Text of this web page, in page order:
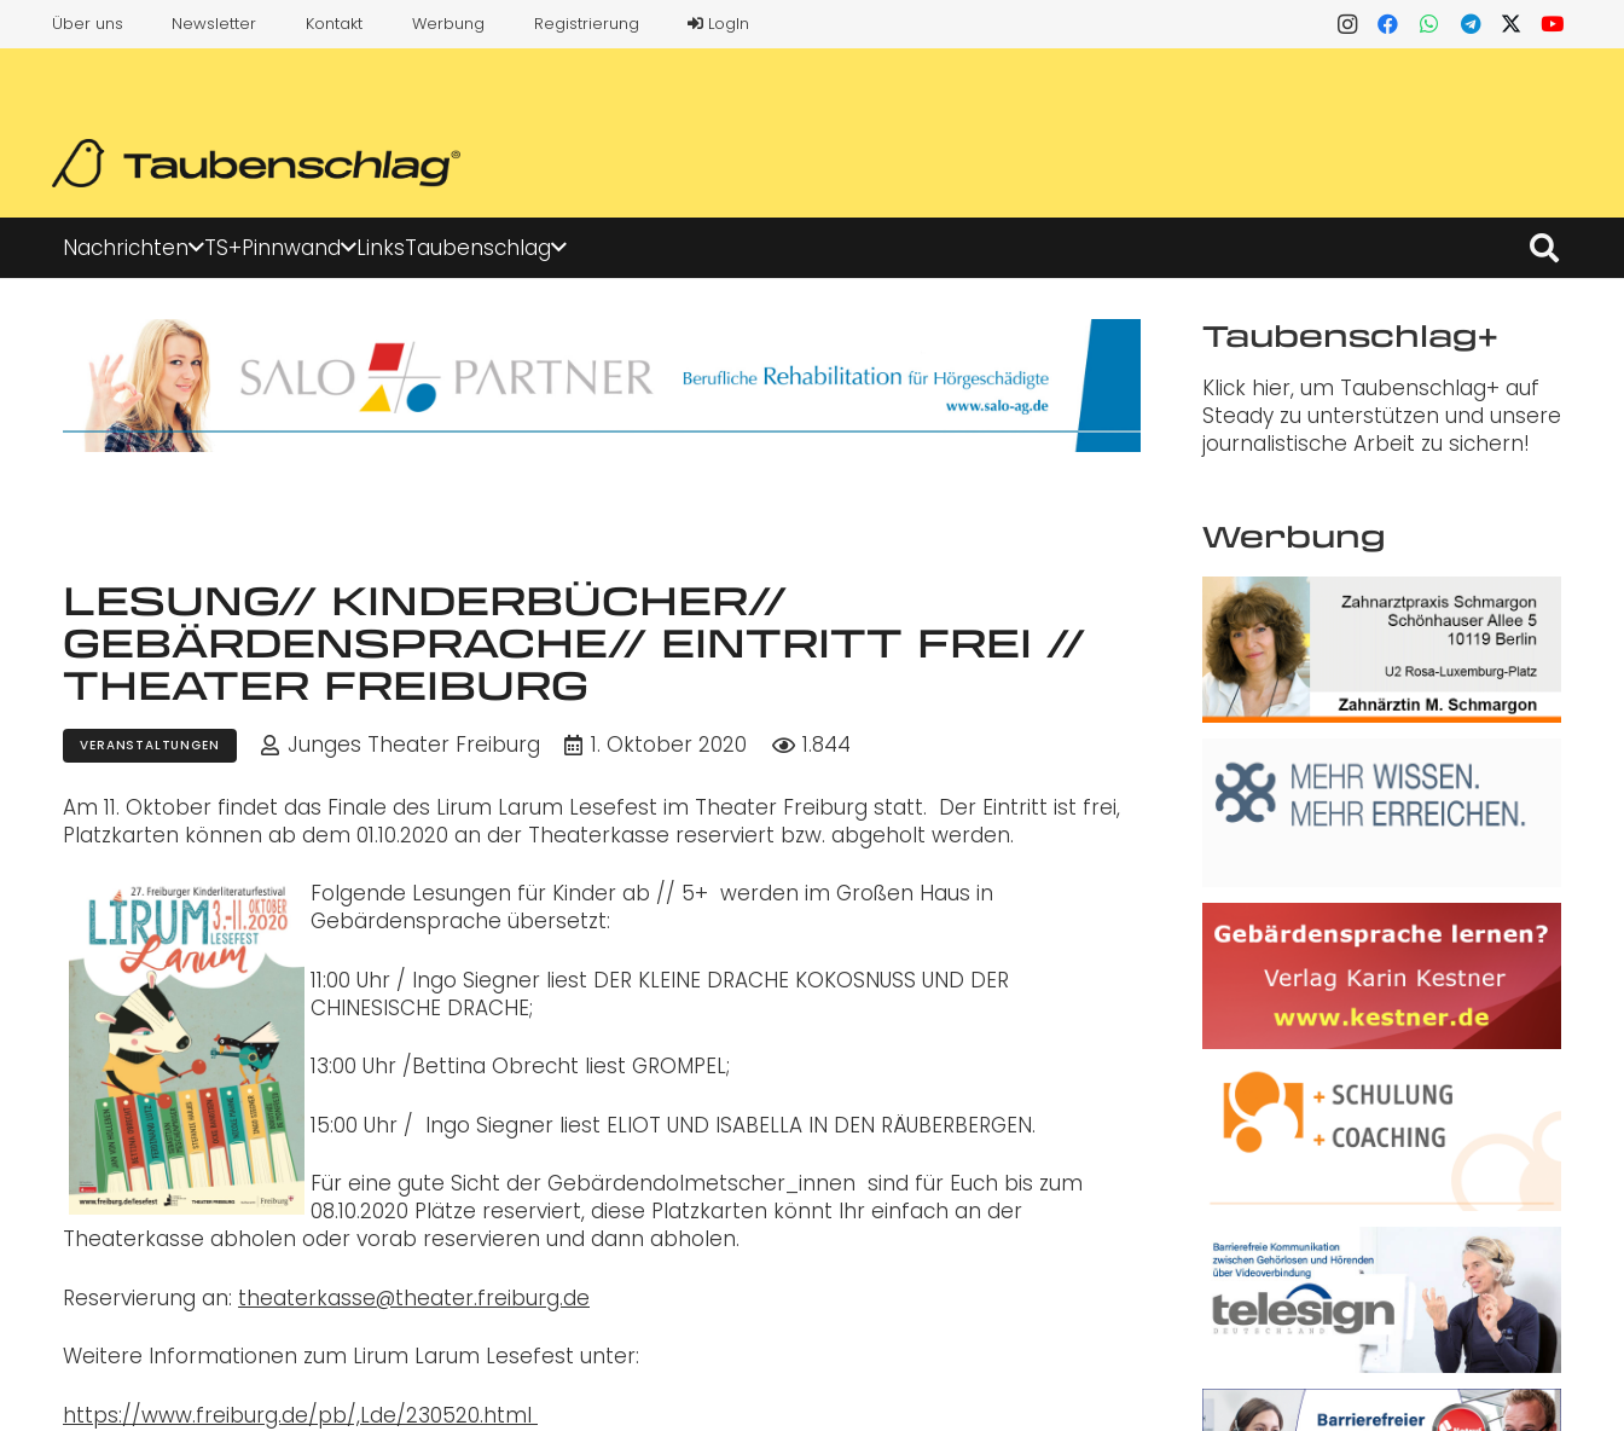
Über uns Newsletter Kontakt Werbung Registrierung LogIn
Nachrichten TS+Pinnwand LinksTaubenschlag
LESUNG// KINDERBÜCHER//
GEBÄRDENSPRACHE// EINTRITT FREI //
THEATER FREIBURG
VERANSTALTUNGEN Junges Theater Freiburg 1. Oktober 2020 1.844
Am 11. Oktober findet das Finale des Lirum Larum Lesefest im Theater Freiburg statt. Der Eintritt ist frei,
Platzkarten können ab dem 01.10.2020 an der Theaterkasse reserviert bzw. abgeholt werden.
Folgende Lesungen für Kinder ab // 5+ werden im Großen Haus in
Gebärdensprache übersetzt:
11:00 Uhr / Ingo Siegner liest DER KLEINE DRACHE KOKOSNUSS UND DER
CHINESISCHE DRACHE;
13:00 Uhr /Bettina Obrecht liest GROMPEL;
15:00 Uhr / Ingo Siegner liest ELIOT UND ISABELLA IN DEN RÄUBERBERGEN.
Für eine gute Sicht der Gebärdendolmetscher_innen sind für Euch bis zum
08.10.2020 Plätze reserviert, diese Platzkarten könnt Ihr einfach an der
Theaterkasse abholen oder vorab reservieren und dann abholen.
Reservierung an: theaterkasse@theater.freiburg.de
Weitere Informationen zum Lirum Larum Lesefest unter:
https://www.freiburg.de/pb/,Lde/230520.html
Taubenschlag+
Klick hier, um Taubenschlag+ auf
Steady zu unterstützen und unsere
journalistische Arbeit zu sichern!
Werbung